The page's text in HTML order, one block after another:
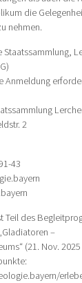
die
nehmen.
Anmeldung
2
43
Teil des
–
(21. Nov.